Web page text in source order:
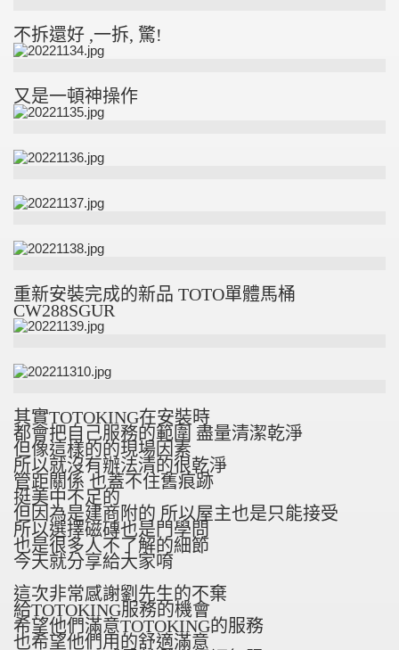
不拆還好 ,一拆, 驚!
又是一頓神操作
重新安裝完成的新品 TOTO單體馬桶
CW288SGUR
其實TOTOKING在安裝時
都會把自己服務的範圍 盡量清潔乾淨
但像這樣的的現場因素
所以就沒有辦法清的很乾淨
管距關係 也蓋不住舊痕跡
挺美中不足的
但因為是建商附的 所以屋主也是只能接受
所以選擇磁磚也是門學問
也是很多人不了解的細節
今天就分享給大家唷
這次非常感謝劉先生的不棄
給TOTOKING服務的機會
希望他們滿意TOTOKING的服務
也希望他們用的舒適滿意